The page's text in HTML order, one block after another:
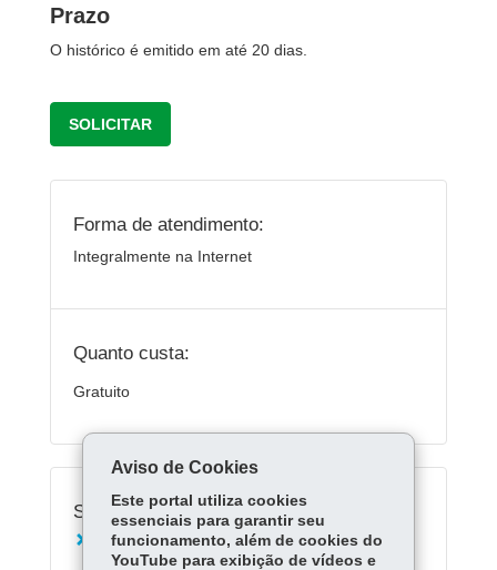
Prazo
O histórico é emitido em até 20 dias.
SOLICITAR
Forma de atendimento:
Integralmente na Internet
Quanto custa:
Gratuito
Serviços Relacionados:
Consultar boletim escolar
Aviso de Cookies
Este portal utiliza cookies
essenciais para garantir seu
funcionamento, além de cookies do
YouTube para exibição de vídeos e